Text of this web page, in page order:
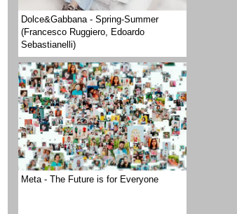
Dolce&Gabbana - Spring-Summer
(Francesco Ruggiero, Edoardo
Sebastianelli)
Meta - The Future is for Everyone